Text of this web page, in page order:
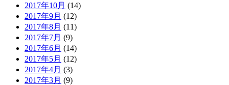
2017年10月 (14)
2017年9月 (12)
2017年8月 (11)
2017年7月 (9)
2017年6月 (14)
2017年5月 (12)
2017年4月 (3)
2017年3月 (9)